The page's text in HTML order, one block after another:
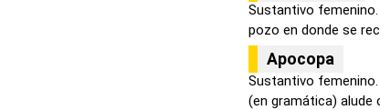
Sustantivo
pozo en donde se
Apocopa
Sustantivo
(en gramática) alude